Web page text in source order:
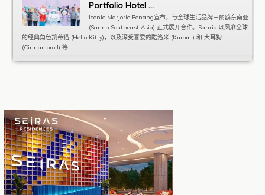
Portfolio Hotel ...
Iconic Marjorie Penang宣布，与全球生活品牌三丽鸥东南亚
(Sanrio Southeast Asia) 正式展开合作。Sanrio 以风靡全球
的经典角色凯蒂猫 (Hello Kitty)，以及深受喜爱的酷洛米 (Kuromi) 和 大耳狗
(Cinnamoroll) 等...